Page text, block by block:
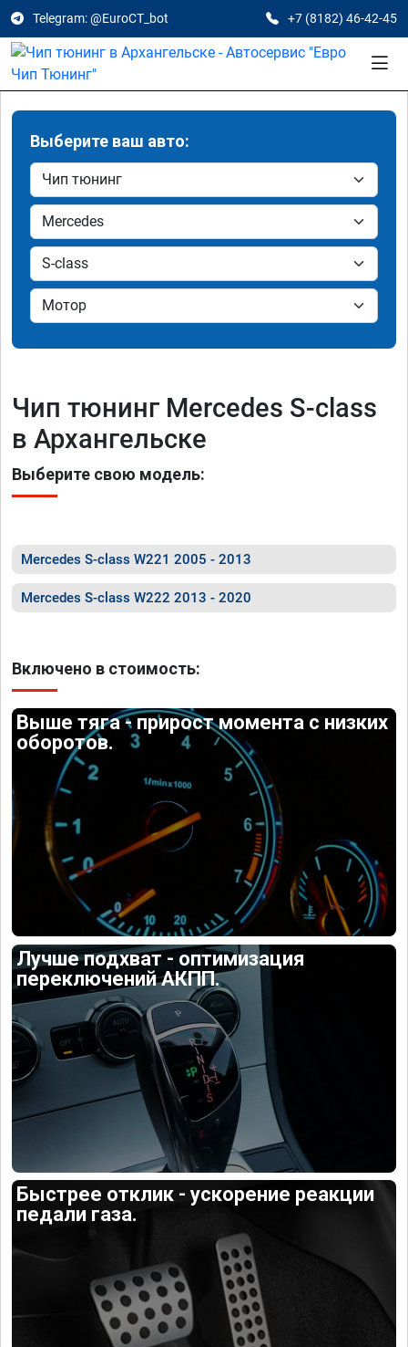
Telegram: @EuroCT_bot +7 (8182) 46-42-45
Выберите ваш авто:
Чип тюнинг Mercedes S-class
в Архангельске
Выберите свою модель:
Mercedes S-class W221 2005 - 2013
Mercedes S-class W222 2013 - 2020
Включено в стоимость:
Выше тяга - прирост момента с низких
оборотов.
Лучше подхват - оптимизация
переключений АКПП.
Быстрее отклик - ускорение реакции
педали газа.